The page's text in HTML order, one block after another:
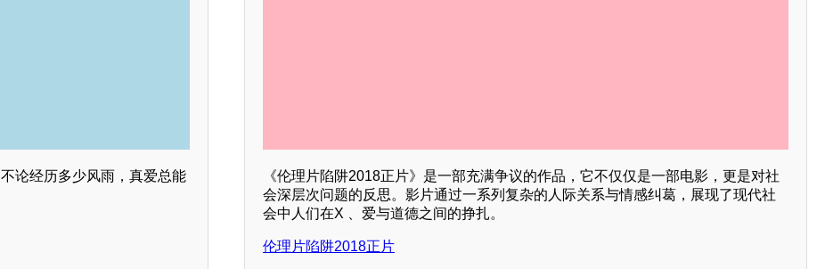
论经历多少风雨，真爱总能
《伦理片陷阱2018正片》是一部充满争议的作品，它不仅仅是一部电影，更是对社
会深层次问题的反思。影片通过一系列复杂的人际关系与情感纠葛，展现了现代社
会中人们在X 、爱与道德之间的挣扎。
伦理片陷阱2018正片